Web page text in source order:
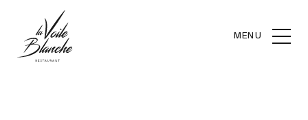
MENU